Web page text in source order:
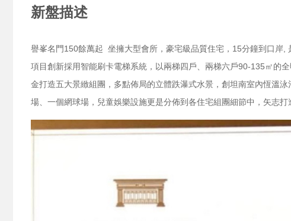
新盤描述
譽峯名門150餘萬起 坐擁大型會所 ，豪宅級品質住宅，15分鐘到口岸,
項目創新採用智能刷卡電梯系統，以兩梯四戶、兩梯六戶90-135㎡的
金打造五大景緻組團，多點佈局的立體跌瀑式水景，創坦南室內恆溫
場、一個網球場，兒童娛樂設施更是分佈到各住宅組團細節中，矢志打